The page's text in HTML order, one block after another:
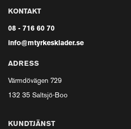
KONTAKT
08 - 716 60 70
info@mtyrkesklader.se
ADRESS
Värmdövägen 729
132 35 Saltsjö-Boo
KUNDTJÄNST